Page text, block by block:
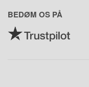
BEDØM OS PÅ